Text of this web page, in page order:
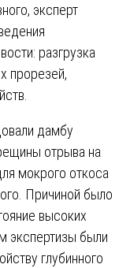
эксперт
разгрузка
прорезей,
дамбу
отрыва на
мокрого откоса
Причиной было
высоких
экспертизы были
глубинного